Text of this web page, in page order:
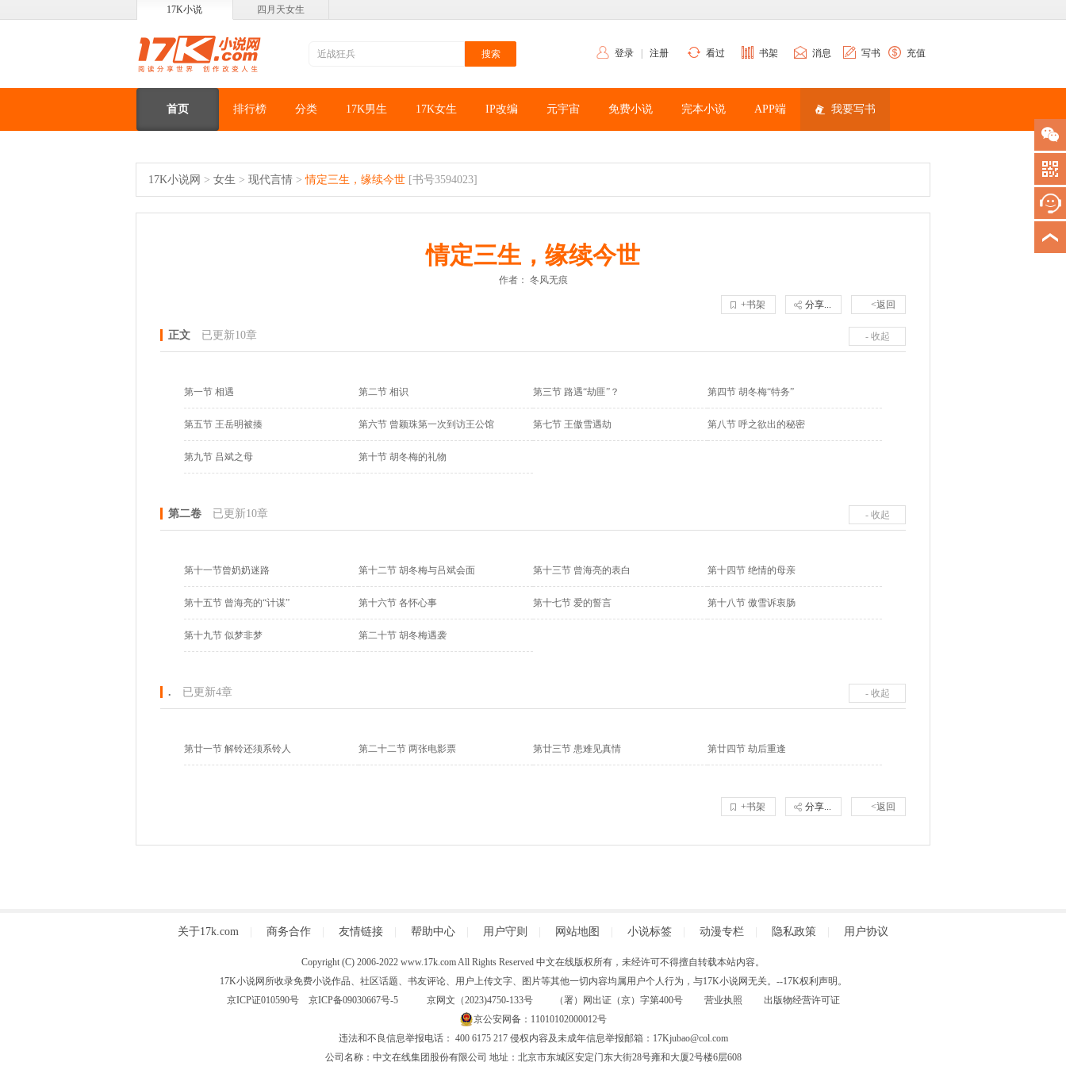
17K小说 四月天女生
登录 注册 看过 书架 消息 写书 充值
首页 排行榜 分类 17K男生 17K女生 IP改编 元宇宙 免费小说 完本小说 APP端 我要写书
17K小说网 > 女生 > 现代言情 >情定三生，缘续今世 [书号3594023]
情定三生，缘续今世
作者： 冬风无痕
<返回
分享...
+书架
- 收起
正文 已更新10章
第一节 相遇 第二节 相识 第三节 路遇“劫匪”？ 第四节 胡冬梅“特务”
第五节 王岳明被揍 第六节 曾颖珠第一次到访王公馆 第七节 王傲雪遇劫 第八节 呼之欲出的秘密
第九节 吕斌之母 第十节 胡冬梅的礼物
- 收起
第二卷 已更新10章
第十一节曾奶奶迷路 第十二节 胡冬梅与吕斌会面 第十三节 曾海亮的表白 第十四节 绝情的母亲
第十五节 曾海亮的“计谋” 第十六节 各怀心事 第十七节 爱的誓言 第十八节 傲雪诉衷肠
第十九节 似梦非梦 第二十节 胡冬梅遇袭
- 收起
. 已更新4章
第廿一节 解铃还须系铃人 第二十二节 两张电影票 第廿三节 患难见真情 第廿四节 劫后重逢
<返回
分享...
+书架
关于17k.com 商务合作 友情链接 帮助中心 用户守则 网站地图 小说标签 动漫专栏 隐私政策 用户协议
Copyright (C) 2006-2022 www.17k.com All Rights Reserved 中文在线版权所有，未经许可不得擅自转载本站内容。
17K小说网所收录免费小说作品、社区话题、书友评论、用户上传文字、图片等其他一切内容均属用户个人行为，与17K小说网无关。--17K权利声明。
京ICP证010590号 京ICP备09030667号-5京网文（2023)4750-133号 （署）网出证（京）字第400号 营业执照
出版物经营许可证
京公安网备：11010102000012号
违法和不良信息举报电话： 400 6175 217 侵权内容及未成年信息举报邮箱：17Kjubao@col.com
公司名称：中文在线集团股份有限公司 地址：北京市东城区安定门东大街28号雍和大厦2号楼6层608